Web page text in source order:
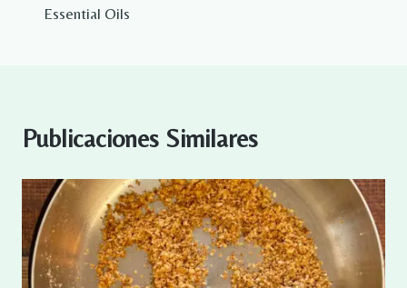
Essential Oils
Publicaciones Similares